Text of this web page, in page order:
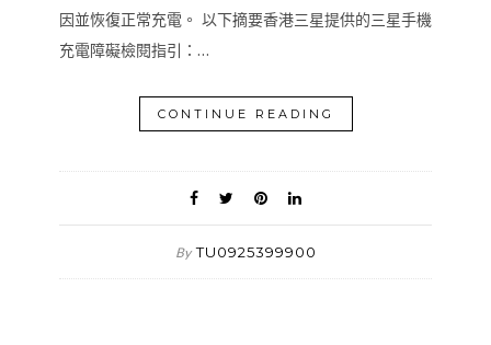
因並恢復正常充電。 以下摘要香港三星提供的三星手機
充電障礙檢閱指引：…
CONTINUE READING
By TU0925399900